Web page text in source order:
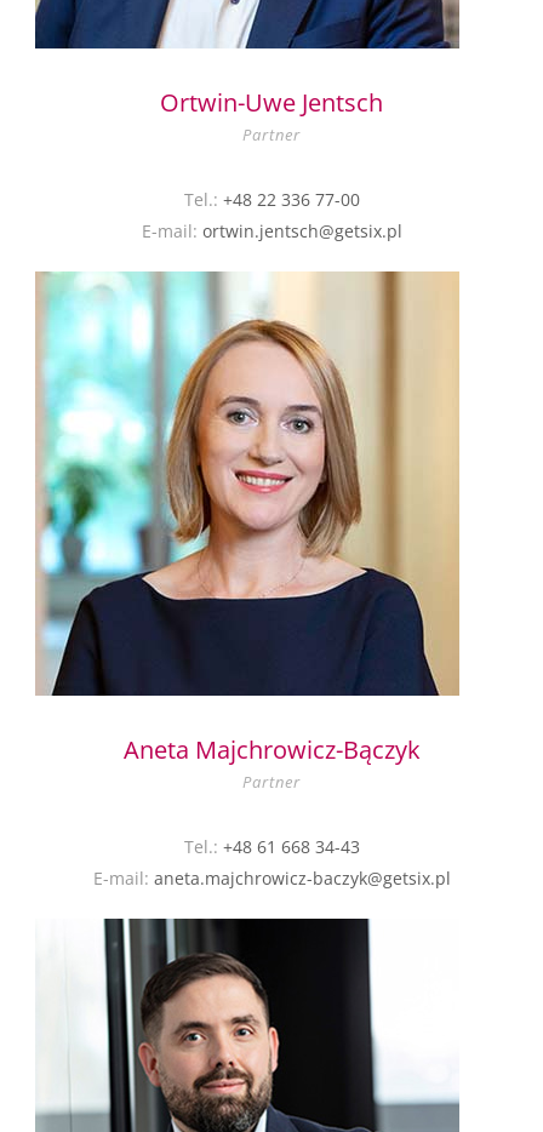
Ortwin-Uwe Jentsch
Partner
Tel.: +48 22 336 77-00
E-mail: ortwin.jentsch@getsix.pl
Aneta Majchrowicz-Bączyk
Partner
Tel.: +48 61 668 34-43
E-mail: aneta.majchrowicz-baczyk@getsix.pl